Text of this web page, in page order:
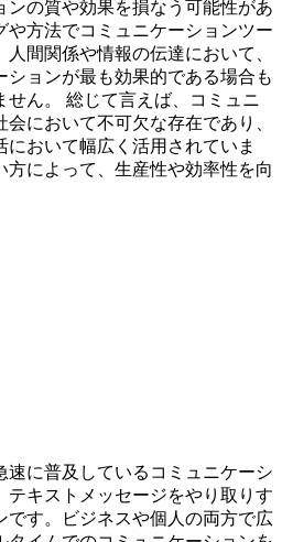
ンの質や効果を損なう可能性があ
や方法でコミュニケーションツー
間関係や情報の伝達において、
ョンが最も効果的である場合も
せん。 総じて言えば、コミュニ
において不可欠な存在であり、
において幅広く活用されていま
によって、生産性や効率性を向
速に普及しているコミュニケーシ
テキストメッセージをやり取りす
です。ビジネスや個人の両方で広